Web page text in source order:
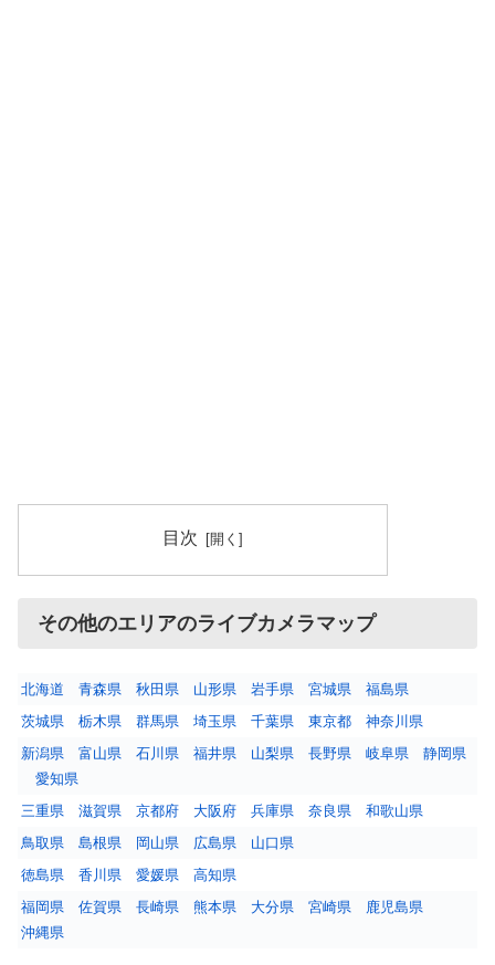
目次
その他のエリアのライブカメラマップ
北海道 青森県 秋田県 山形県 岩手県 宮城県
福島県
茨城県
栃木県 群馬県 埼玉県 千葉県 東京都
神奈川県
新潟県
富山県 石川県 福井県 山梨県 長野県 岐阜県
静岡県
愛知県
三重県
滋賀県 京都府 大阪府 兵庫県 奈良県
和歌山県
鳥取県
島根県 岡山県 広島県
山口県
徳島県
香川県 愛媛県
高知県
福岡県
佐賀県 長崎県 熊本県 大分県 宮崎県
鹿児島県
沖縄県